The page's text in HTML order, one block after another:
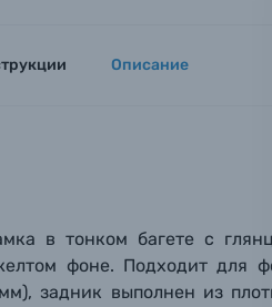
оборудование
Вами с
Описание
в тонком багете c
фоне. Подходит для
задник выполнен из